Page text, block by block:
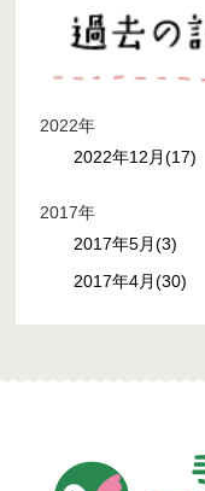
2022年
2022年12月(17)
2017年
2017年5月(3)
2017年4月(30)